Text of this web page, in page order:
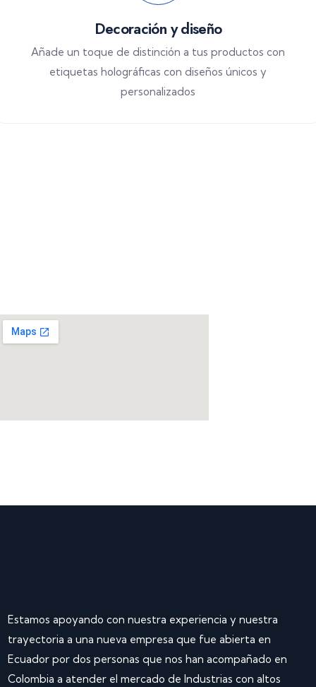
Decoración y diseño
Añade un toque de distinción a tus productos con
etiquetas holográficas con diseños únicos y
personalizados
Estamos apoyando con nuestra experiencia y nuestra
trayectoria a una nueva empresa que fue abierta en
Ecuador por dos personas que nos han acompañado en
Colombia a atender el mercado de Industrias con altos